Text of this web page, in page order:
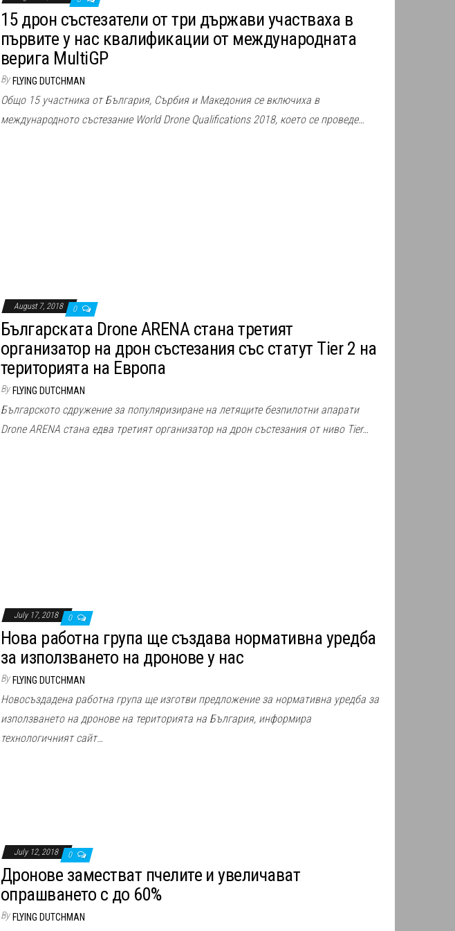
15 дрон състезатели от три държави участваха в
първите у нас квалификации от международната
верига MultiGP
By FLYING DUTCHMAN
Общо 15 участника от България, Сърбия и Македония се включиха в
международното състезание World Drone Qualifications 2018, което се проведе…
August 7, 2018 0
Българската Drone ARENA стана третият
организатор на дрон състезания със статут Tier 2 на
територията на Европа
By FLYING DUTCHMAN
Българското сдружение за популяризиране на летящите безпилотни апарати
Drone ARENA стана едва третият организатор на дрон състезания от ниво Tier…
July 17, 2018 0
Нова работна група ще създава нормативна уредба
за използването на дронове у нас
By FLYING DUTCHMAN
Новосъздадена работна група ще изготви предложение за нормативна уредба за
използването на дронове на територията на България, информира
технологичният сайт…
July 12, 2018 0
Дронове заместват пчелите и увеличават
опрашването с до 60%
By FLYING DUTCHMAN